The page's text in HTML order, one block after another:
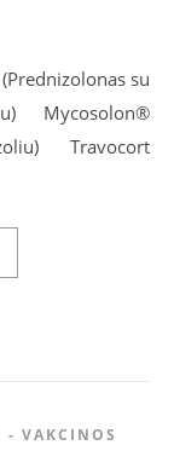
su
Mycosolon®
Travocort
- VAKCINOS